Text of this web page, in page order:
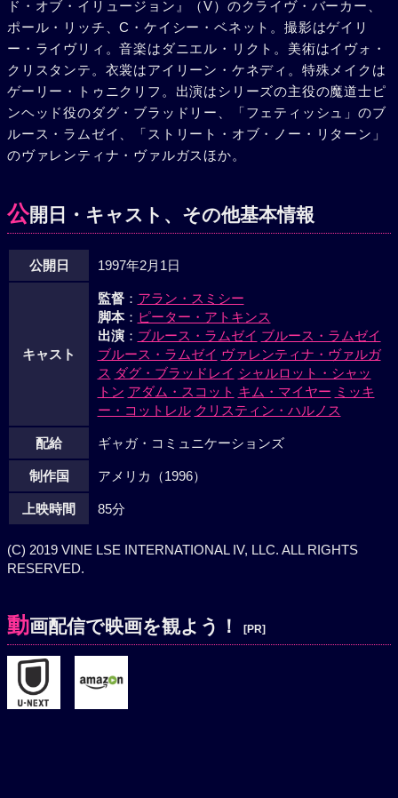
中、地獄の門は閉ざされ、ピンヘッドも共に消滅した。
ド・オブ・イリュージョン』（V）のクライヴ・バーカー、
ポール・リッチ、C・ケイシー・ベネット。撮影はゲイリ
ー・ライヴリィ。音楽はダニエル・リクト。美術はイヴォ・
クリスタンテ。衣裳はアイリーン・ケネディ。特殊メイクは
ゲーリー・トゥニクリフ。出演はシリーズの主役の魔道士ピ
ンヘッド役のダグ・ブラッドリー、「フェティッシュ」のブ
ルース・ラムゼイ、「ストリート・オブ・ノー・リターン」
のヴァレンティナ・ヴァルガスほか。
公開日・キャスト、その他基本情報
公開日 1997年2月1日
キャスト
監督： アラン・スミシー
脚本： ピーター・アトキンス
出演： ブルース・ラムゼイ ブルース・ラムゼイ
ブルース・ラムゼイ ヴァレンティナ・ヴァルガ
ス ダグ・ブラッドレイ シャルロット・シャッ
トン アダム・スコット キム・マイヤー ミッキ
ー・コットレル クリスティン・ハルノス
配給 ギャガ・コミュニケーションズ
制作国 アメリカ（1996）
上映時間 85分
(C) 2019 VINE LSE INTERNATIONAL IV, LLC. ALL RIGHTS
RESERVED.
動画配信で映画を観よう！ [PR]